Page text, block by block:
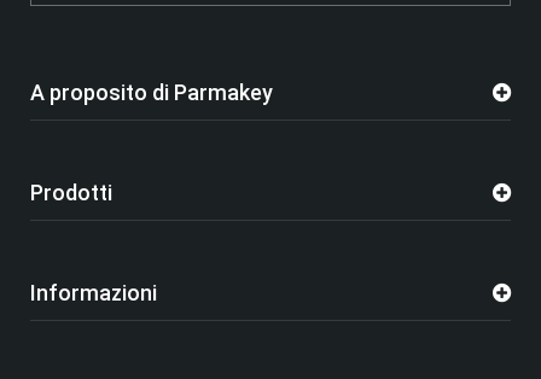
A proposito di Parmakey
Prodotti
Informazioni